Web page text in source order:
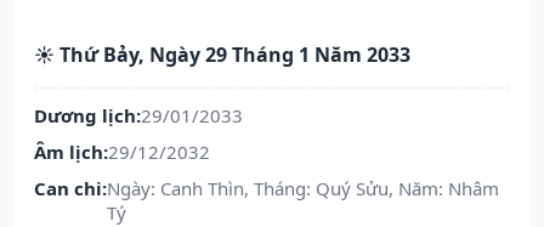
☀️ Thứ Bảy, Ngày 29 Tháng 1 Năm 2033
Dương lịch:29/01/2033
Âm lịch:29/12/2032
Can chi:Ngày: Canh Thìn, Tháng: Quý Sửu, Năm: Nhâm
Tý